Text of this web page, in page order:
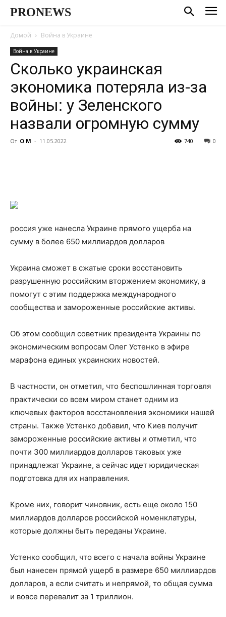
PRONEWS
Домой Война в Украине
Война в Украине
Сколько украинская
экономика потеряла из-за
войны: у Зеленского
назвали огромную сумму
От О М - 11.05.2022 0
740
россия уже нанесла Украине прямого ущерба на
сумму в более 650 миллиардов долларов
Украина сможет в сжатые сроки восстановить
разрушенную российским вторжением экономику, а
помогут с этим поддержка международного
сообщества и замороженные российские активы.
Об этом сообщил советник президента Украины по
экономическим вопросам Олег Устенко в эфире
марафона единых украинских новостей.
В частности, он отметил, что беспошлинная торговля
практически со всем миром станет одним из
ключевых факторов восстановления экономики нашей
страны. Также Устенко добавил, что Киев получит
замороженные российские активы и отметил, что
почти 300 миллиардов долларов таковых уже
принадлежат Украине, а сейчас идет юридическая
подготовка для их направления.
Кроме них, говорит чиновник, есть еще около 150
миллиардов долларов российской номенклатуры,
которые должны быть переданы Украине.
Устенко сообщил, что всего с начала войны Украине
был нанесен прямой ущерб в размере 650 миллиардов
долларов, а если считать и непрямой, то общая сумма
и вовсе перевалит за 1 триллион.